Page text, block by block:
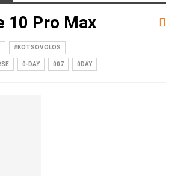
10 Pro Max
#KOTSOVOLOS
0-DAY 007 0DAY